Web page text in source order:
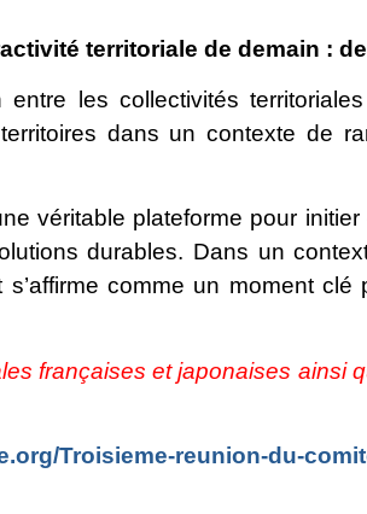
territoriale de demain :
les collectivités
dans un contexte de
véritable plateforme pour
durables. Dans un
comme un moment clé
françaises et japonaises ainsi
Troisieme-reunion-du-